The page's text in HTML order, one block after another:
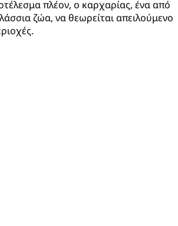
πλέον, ο καρχαρίας, ένα από
ζώα, να θεωρείται απειλούμενο